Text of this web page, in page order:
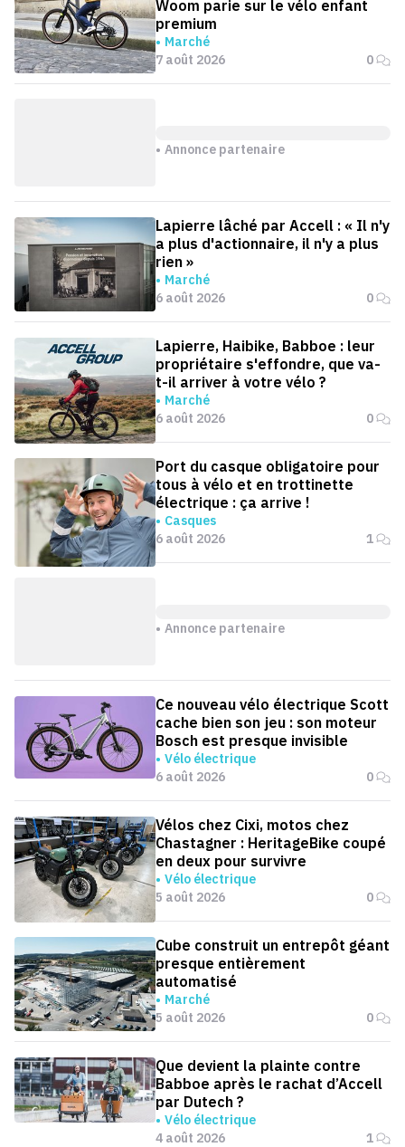
Woom parie sur le vélo enfant
premium
Marché
7 août 2026
0
Annonce partenaire
Lapierre lâché par Accell : « Il n'y
a plus d'actionnaire, il n'y a plus
rien »
Marché
6 août 2026
0
Lapierre, Haibike, Babboe : leur
propriétaire s'effondre, que va-
t-il arriver à votre vélo ?
Marché
6 août 2026
0
Port du casque obligatoire pour
tous à vélo et en trottinette
électrique : ça arrive !
Casques
6 août 2026
1
Annonce partenaire
Ce nouveau vélo électrique Scott
cache bien son jeu : son moteur
Bosch est presque invisible
Vélo électrique
6 août 2026
0
Vélos chez Cixi, motos chez
Chastagner : HeritageBike coupé
en deux pour survivre
Vélo électrique
5 août 2026
0
Cube construit un entrepôt géant
presque entièrement
automatisé
Marché
5 août 2026
0
Que devient la plainte contre
Babboe après le rachat d’Accell
par Dutech ?
Vélo électrique
4 août 2026
1